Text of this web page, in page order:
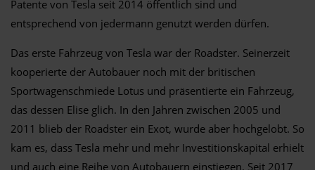
Patente von Tesla seit 2014 öffentlich sind und
entsprechend von jedermann genutzt werden dürfen.
Das erste Fahrzeug von Tesla war der Roadster. Seinerzeit
kooperierte der Autobauer noch mit der britischen
Sportwagenschmiede Lotus und präsentierte ein Fahrzeug,
das dessen Elise glich. In den Jahren zwischen 2005 und
2011 blieb der Roadster ein Exot, wurde aber hochgelobt. So
kam es, dass Tesla mehr und mehr Investitionskapital erhielt
und auch eine Reihe von Autobauern einstiegen. Seit 2017